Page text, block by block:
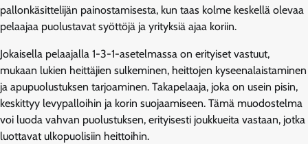
pallonkäsittelijän painostamisesta, kun taas kolme keskellä olevaa
pelaajaa puolustavat syöttöjä ja yrityksiä ajaa koriin.
Jokaisella pelaajalla 1-3-1-asetelmassa on erityiset vastuut,
mukaan lukien heittäjien sulkeminen, heittojen kyseenalaistaminen
ja apupuolustuksen tarjoaminen. Takapelaaja, joka on usein pisin,
keskittyy levypalloihin ja korin suojaamiseen. Tämä muodostelma
voi luoda vahvan puolustuksen, erityisesti joukkueita vastaan, jotka
luottavat ulkopuolisiin heittoihin.